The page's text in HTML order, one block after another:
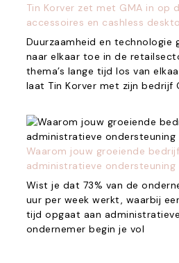
Tin Korver zet met GMA in op
accessoires en cashless
Duurzaamheid en technologie
naar elkaar toe in de
thema’s lange tijd los van
laat Tin Korver met zijn bedrijf
Waarom jouw groeiende
administratieve
Wist je dat 73% van de
uur per week werkt, waarbij
tijd opgaat aan
ondernemer begin je vol